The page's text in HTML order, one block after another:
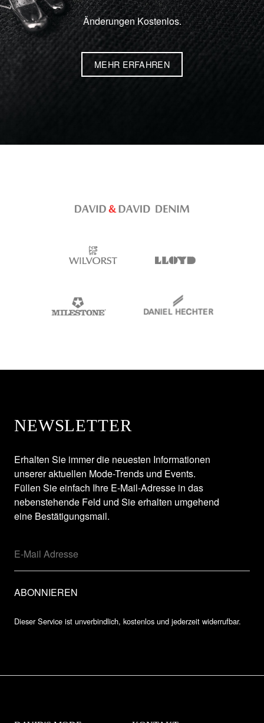
Änderungen Kostenlos.
MEHR ERFAHREN
NEWSLETTER
Erhalten Sie immer die neuesten Informationen
unserer aktuellen Mode-Trends und Events.
Füllen Sie einfach Ihre E-Mail-Adresse in das
nebenstehende Feld und Sie erhalten umgehend
eine Bestätigungsmail.
Dieser Service ist unverbindlich, kostenlos und jederzeit widerrufbar.